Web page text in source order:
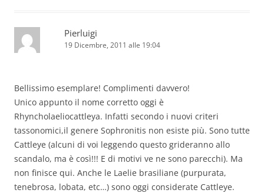
Pierluigi
19 Dicembre, 2011 alle 19:04
Bellissimo esemplare! Complimenti davvero!
Unico appunto il nome corretto oggi è
Rhyncholaeliocattleya. Infatti secondo i nuovi criteri
tassonomici,il genere Sophronitis non esiste più. Sono tutte
Cattleye (alcuni di voi leggendo questo grideranno allo
scandalo, ma è così!!! E di motivi ve ne sono parecchi). Ma
non finisce qui. Anche le Laelie brasiliane (purpurata,
tenebrosa, lobata, etc…) sono oggi considerate Cattleye.